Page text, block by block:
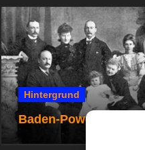
Hintergrund
Baden-Powells Familie